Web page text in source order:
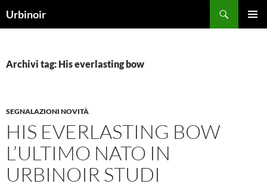
Urbinoir
Archivi tag: His everlasting bow
SEGNALAZIONI NOVITÀ
HIS EVERLASTING BOW
L’ULTIMO NATO IN
URBINOIR STUDI